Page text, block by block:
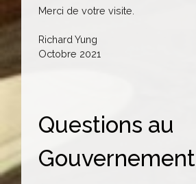
Merci de votre visite.
Richard Yung
Octobre 2021
Questions au
Gouvernement